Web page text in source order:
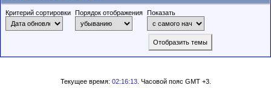
Критерий сортировки Порядок отображения Показать
Текущее время: 02:16:13. Часовой пояс GMT +3.